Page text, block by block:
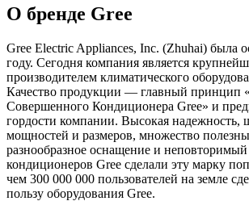
О бренде Gree
Gree Electric Appliances, Inc. (Zhuhai) была
году. Сегодня компания является
производителем климатического
Качество продукции — главный принцип
Совершенного Кондиционера Gree» и
гордости компании. Высокая надежность,
мощностей и размеров, множество
разнообразное оснащение и неповторимый
кондиционеров Gree сделали эту марку
чем 300 000 000 пользователей на земле
пользу оборудования Gree.